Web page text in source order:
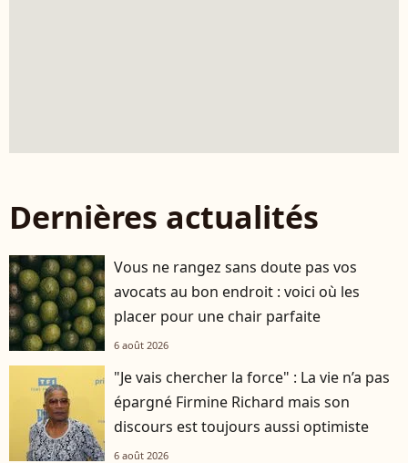
Dernières actualités
Vous ne rangez sans doute pas vos
avocats au bon endroit : voici où les
placer pour une chair parfaite
6 août 2026
"Je vais chercher la force" : La vie n’a pas
épargné Firmine Richard mais son
discours est toujours aussi optimiste
6 août 2026